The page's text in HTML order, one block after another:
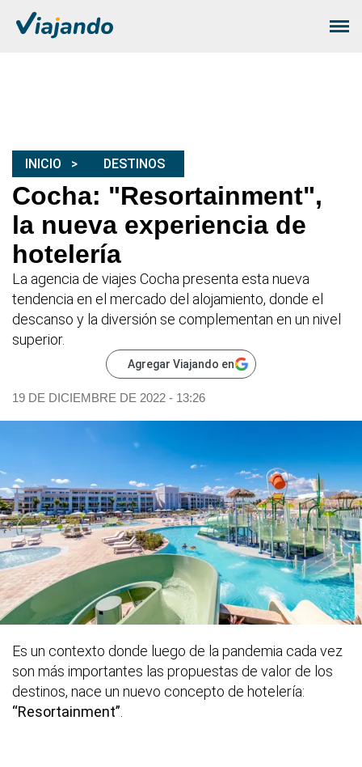
INICIO DESTINOS
Cocha: "Resortainment",
la nueva experiencia de
hotelería
La agencia de viajes Cocha presenta esta nueva
tendencia en el mercado del alojamiento, donde el
descanso y la diversión se complementan en un nivel
superior.
Agregar Viajando en
19 DE DICIEMBRE DE 2022 - 13:26
Es un contexto donde luego de la pandemia cada vez
son más importantes las propuestas de valor de los
destinos, nace un nuevo concepto de hotelería:
“Resortainment”.